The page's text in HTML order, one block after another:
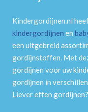
Kindergordijnen.nl
kindergordijnen en
een uitgebreid
gordijnstoffen. Met
gordijnen voor uw
gordijnen in
Liever effen